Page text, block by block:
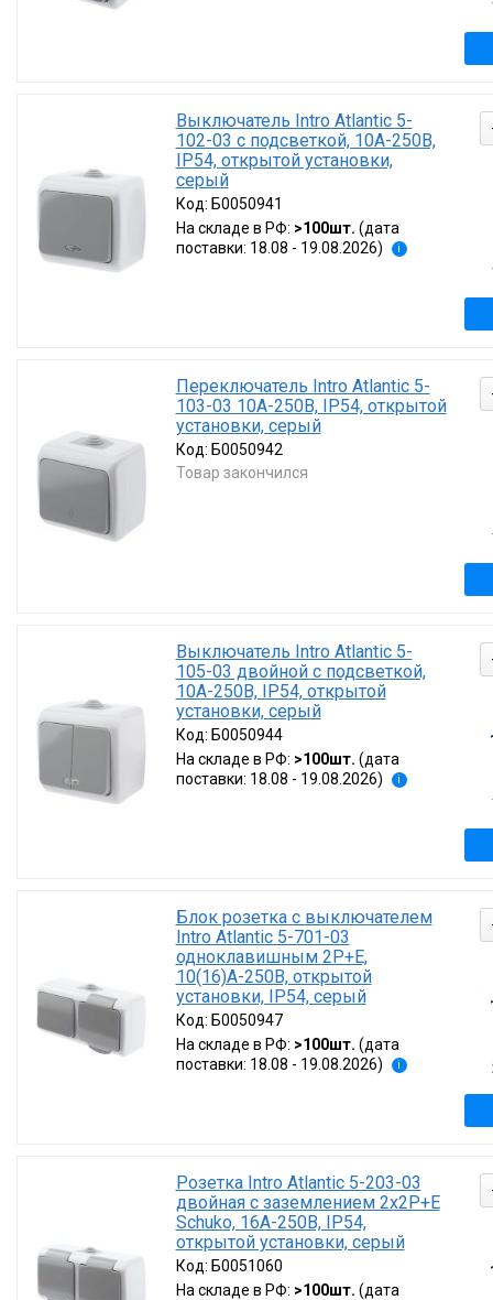
Выключатель Intro Atlantic 5-
102-03 с подсветкой, 10А-250В,
IP54, открытой установки,
серый
Код: Б0050941
На складе в РФ: >100шт. (дата
поставки: 18.08 - 19.08.2026)
i
Переключатель Intro Atlantic 5-
103-03 10А-250В, IP54, открытой
установки, серый
Код: Б0050942
Товар закончился
Выключатель Intro Atlantic 5-
105-03 двойной с подсветкой,
10А-250В, IP54, открытой
установки, серый
Код: Б0050944
На складе в РФ: >100шт. (дата
поставки: 18.08 - 19.08.2026)
i
Блок розетка с выключателем
Intro Atlantic 5-701-03
одноклавишным 2P+E,
10(16)А-250В, открытой
установки, IP54, серый
Код: Б0050947
На складе в РФ: >100шт. (дата
поставки: 18.08 - 19.08.2026)
i
Розетка Intro Atlantic 5-203-03
двойная с заземлением 2х2P+E
Schuko, 16А-250В, IP54,
открытой установки, серый
Код: Б0051060
На складе в РФ: >100шт. (дата